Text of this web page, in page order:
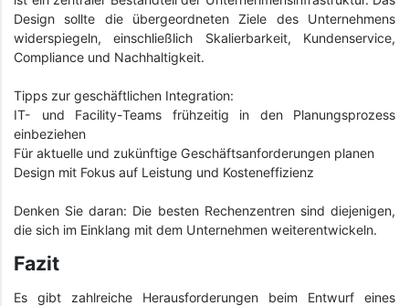
Design sollte die übergeordneten Ziele des Unternehmens
widerspiegeln, einschließlich Skalierbarkeit, Kundenservice,
Compliance und Nachhaltigkeit.
Tipps zur geschäftlichen Integration:
IT- und Facility-Teams frühzeitig in den Planungsprozess
einbeziehen
Für aktuelle und zukünftige Geschäftsanforderungen planen
Design mit Fokus auf Leistung und Kosteneffizienz
Denken Sie daran: Die besten Rechenzentren sind diejenigen,
die sich im Einklang mit dem Unternehmen weiterentwickeln.
Fazit
Es gibt zahlreiche Herausforderungen beim Entwurf eines